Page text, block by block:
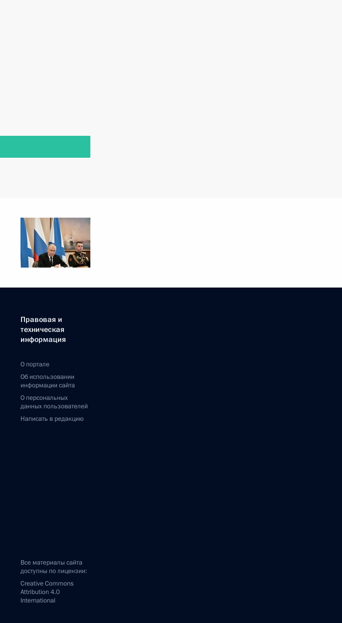
Правовая и
техническая
информация
О портале
Об использовании
информации сайта
О персональных
данных пользователей
Написать в редакцию
Все материалы сайта
доступны по лицензии:
Creative Commons
Attribution 4.0
International